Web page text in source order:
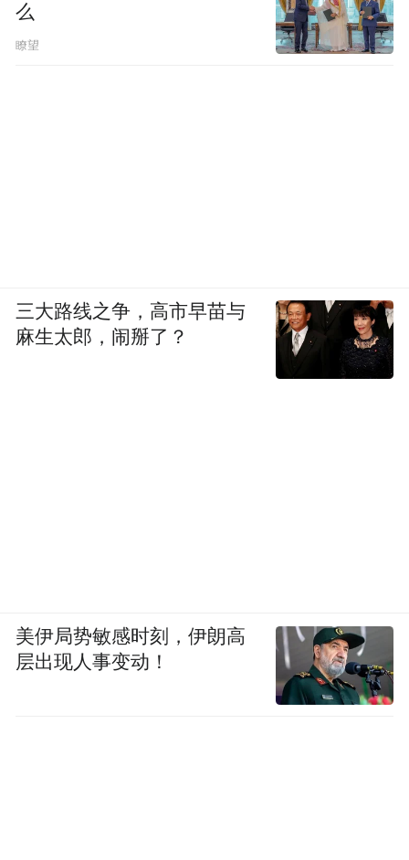
么
瞭望
三大路线之争，高市早苗与
麻生太郎，闹掰了？
美伊局势敏感时刻，伊朗高
层出现人事变动！